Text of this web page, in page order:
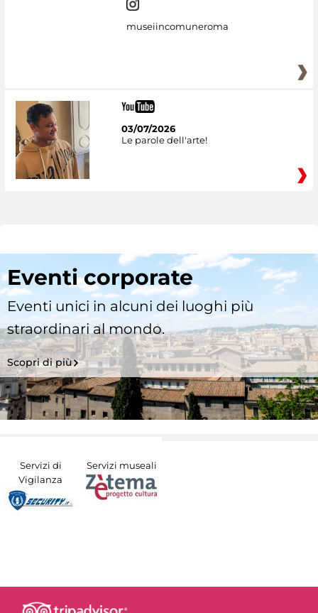
museiincomuneroma
03/07/2026
Le parole dell'arte!
Eventi corporate
Eventi unici in alcuni dei luoghi più
straordinari al mondo.
Scopri di più
Servizi di
Vigilanza
Servizi museali